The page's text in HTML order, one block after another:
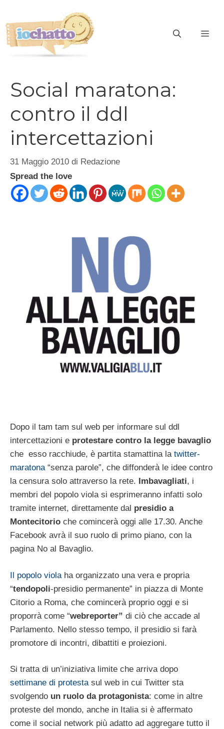
contenuto
Social maratona:
contro il ddl
intercettazioni
31 Maggio 2010 di Redazione
Spread the love
Dopo il tam tam sul web per informare sul ddl
intercettazioni e protestare contro la legge bavaglio
che esso racchiude, è partita stamattina la twitter-
maratona“senza parole”, che diffonderà le idee contro
la censura solo attraverso la rete.
Imbavagliati, i
membri del popolo viola si esprimeranno infatti solo
tramite internet, direttamente dal presidio a
Montecitorio che comincerà oggi alle 17.30. Anche
Facebook avrà il suo ruolo di primo piano, con la
pagina No al Bavaglio.
Il popolo viola ha organizzato una vera e propria
“tendopoli-presidio permanente” in piazza di Monte
Citorio a Roma, che comincerà proprio oggi e si
proporrà come “webreporter” di ciò che accade al
Parlamento. Nello stesso tempo, il presidio si farà
promotore di incontri, dibattiti e proiezioni.
Si tratta di un’iniziativa limite che arriva dopo
settimane di protestasul web in cui Twitter sta
svolgendo un ruolo da protagonista: come in altre
proteste del mondo, anche in Italia si è affermato
come il social network più adatto ad aggregare tutto il